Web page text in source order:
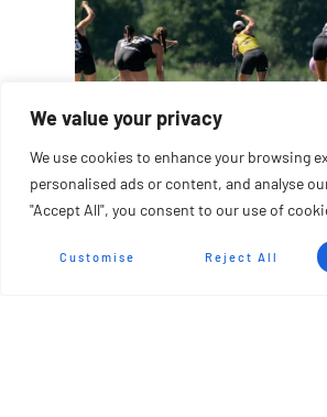
We value your privacy
We use cookies to enhance your browsing
personalised ads or content, and analyse
"Accept All", you consent to our use of
Customise Reject All
Resultados Carrera